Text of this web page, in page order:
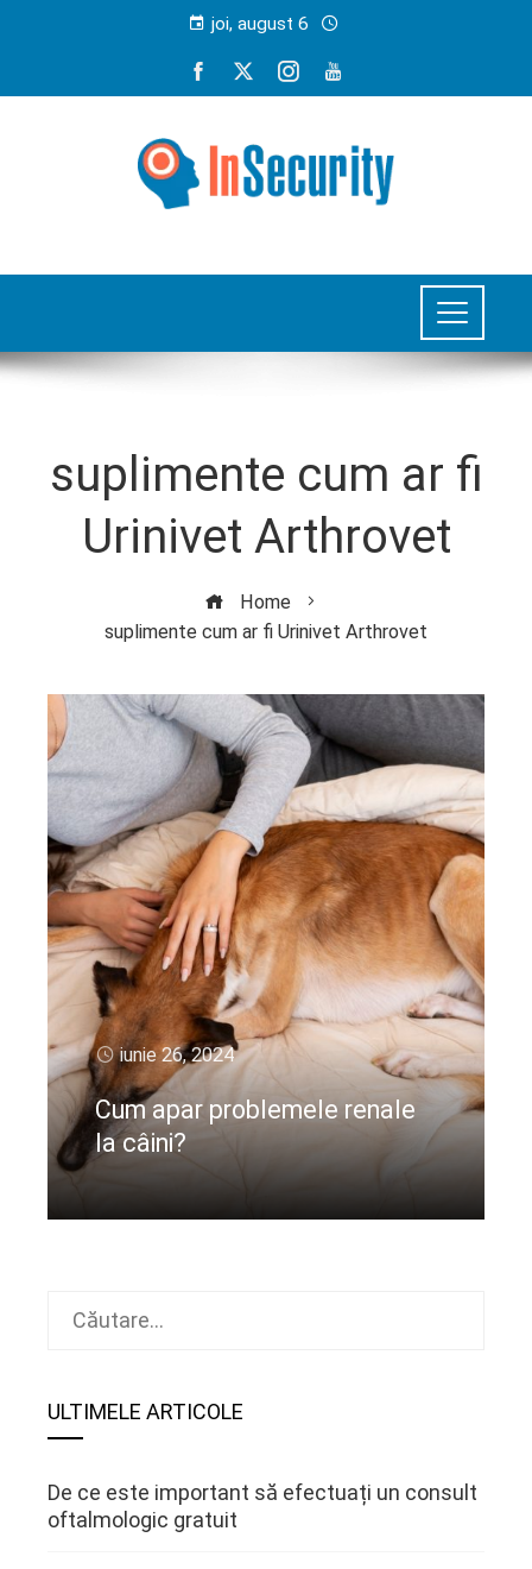
joi, august 6
suplimente cum ar fi
Urinivet Arthrovet
Home
suplimente cum ar fi Urinivet Arthrovet
iunie 26, 2024
Cum apar problemele renale
la câini?
CIteste mai departe
Caută
ULTIMELE ARTICOLE
De ce este important să efectuați un consult
oftalmologic gratuit